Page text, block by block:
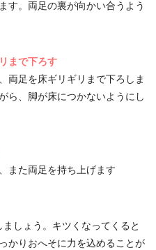
す。両足の裏が向かい合うよう
まで下ろす
両足を床ギリギリまで下ろしま
ら、脚が床につかないようにし
また両足を持ち上げます
しょう。キツくなってくると
かりおへそに力を込めることが